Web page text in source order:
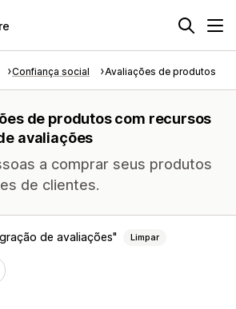
Confiança social Avaliações de produtos
de produtos com recursos
avaliações
a comprar seus produtos
de clientes.
de avaliações Limpar